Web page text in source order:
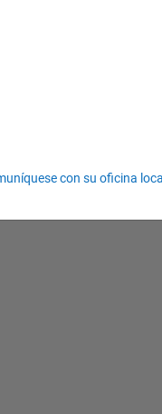
con su oficina local